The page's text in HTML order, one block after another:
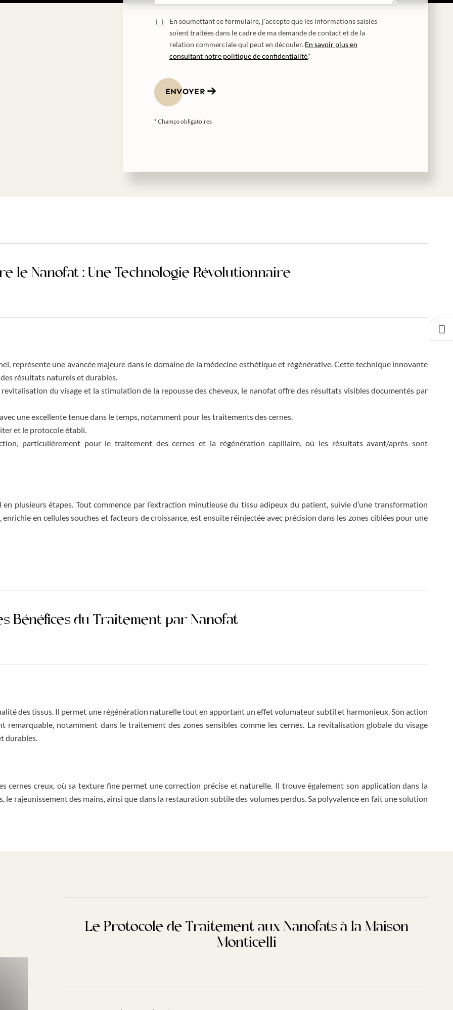
En soumettant ce formulaire, j'accepte que les informations saisies
soient traitées dans le cadre de ma demande de contact et de la
relation commerciale qui peut en découler. En savoir plus en
consultant notre politique de confidentialité.*
ENVOYER
* Champs obligatoires
le Nanofat : Une Technologie Révolutionnaire
représente une avancée majeure dans le domaine de la médecine esthétique et régénérative. Cette technique innovante
résultats naturels et durables.
du visage et la stimulation de la repousse des cheveux, le nanofat offre des résultats visibles documentés par
une excellente tenue dans le temps, notamment pour les traitements des cernes.
et le protocole établi.
particulièrement pour le traitement des cernes et la régénération capillaire, où les résultats avant/après sont
plusieurs étapes. Tout commence par l’extraction minutieuse du tissu adipeux du patient, suivie d’une transformation
en cellules souches et facteurs de croissance, est ensuite réinjectée avec précision dans les zones ciblées pour une
Bénéfices du Traitement par Nanofat
des tissus. Il permet une régénération naturelle tout en apportant un effet volumateur subtil et harmonieux. Son action
notamment dans le traitement des zones sensibles comme les cernes. La revitalisation globale du visage
durables.
cernes creux, où sa texture fine permet une correction précise et naturelle. Il trouve également son application dans la
le rajeunissement des mains, ainsi que dans la restauration subtile des volumes perdus. Sa polyvalence en fait une solution
Le Protocole de Traitement aux Nanofats à la Maison
Monticelli